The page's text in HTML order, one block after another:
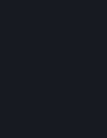
Σημειώστε ότι μπορείτε
. Αφού ακυρωθεί, η
αλλά θα διατηρήσετε
συνδρομής μέχρι το
Μπορείτε να αιτηθείτε
εξαρτήματα που
χρονικό πλαίσιο και τη
Πολιτικής